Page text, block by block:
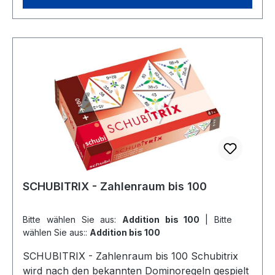
Mathematik Klassenstufe: 3. Schuljahr bis 4.
Abmessung: 18,3 x 11,4 cmLernspiel nach dem
Dominoprinzip, 2 x 24 Teile, mit Anleitung, im
SCHUBITRIX - Zahlenraum bis 100
Bitte wählen Sie aus: Addition bis 100
wählen Sie aus:: Addition bis 100
SCHUBITRIX - Zahlenraum bis 100 Schubitrix
wird nach den bekannten Dominoregeln gespielt